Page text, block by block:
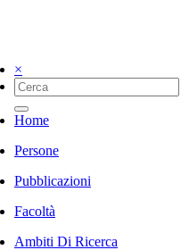
×
Home
Persone
Pubblicazioni
Facoltà
Ambiti Di Ricerca